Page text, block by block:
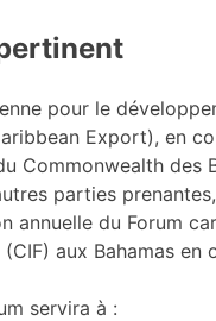
pour le
Export), en
Commonwealth des
parties
annuelle du Forum
(CIF) aux Bahamas
servira à :